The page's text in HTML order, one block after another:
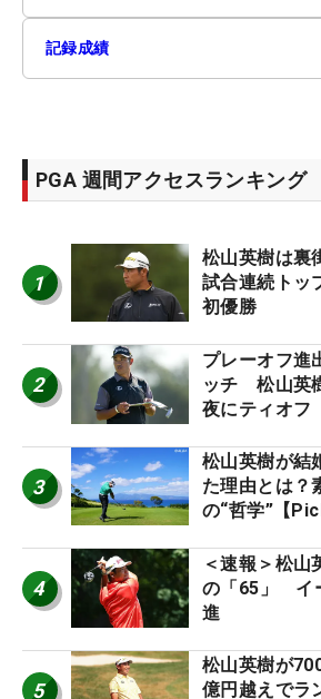
記録成績
PGA 週間アクセスランキング
1
松山英樹は裏
試合連続ト
初優勝
2
プレーオフ進
ッチ 松山英
夜にティオフ
3
松山英樹が結
た理由とは？
の“哲学”【
4
＜速報＞松山
の「65」 イ
進
5
松山英樹が
億円越えでラ